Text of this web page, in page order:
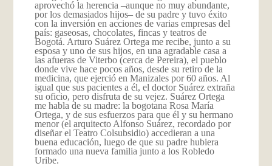
aprovechó la herencia –aunque no muy abundante,
por los demasiados hijos– de su padre y tuvo éxito
con la inversión en acciones de varias empresas del
país: gaseosas, chocolates, fincas y teatros de
Bogotá. Arturo Suárez Ortega me recibe, junto a su
esposa y uno de sus hijos, en una agradable casa a
las afueras de Viterbo (cerca de Pereira), el pueblo
donde vive hace pocos años, desde su retiro de la
medicina, que ejerció en Manizales por 60 años. Al
igual que sus pacientes a él, el doctor Suárez extraña
su oficio, pero disfruta de su vejez. Suárez Ortega
me habla de su madre: la bogotana Rosa María
Ortega, y de sus esfuerzos para que él y su hermano
menor (el arquitecto Alfonso Suárez, recordado por
diseñar el Teatro Colsubsidio) accedieran a una
buena educación, luego de que su padre hubiera
formado una nueva familia junto a los Robledo
Uribe.